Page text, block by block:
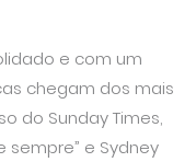
e com um
chegam dos mais
do Sunday Times,
sempre” e Sydney